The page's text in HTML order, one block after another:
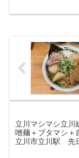
立川マシマシ立川
噌麺＋ブタマシ＋
立川市立川駅 先